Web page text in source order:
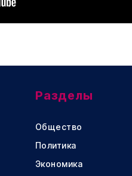
Разделы
Общество
Политика
Экономика